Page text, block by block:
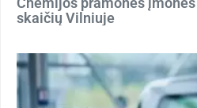
skaičių Vilniuje